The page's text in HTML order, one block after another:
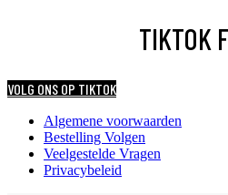
TIKTOK
VOLG ONS OP TIKTOK
Algemene voorwaarden
Bestelling Volgen
Veelgestelde Vragen
Privacybeleid